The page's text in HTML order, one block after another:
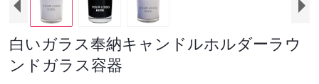
白いガラス奉納キャンドルホルダーラウ
ンドガラス容器